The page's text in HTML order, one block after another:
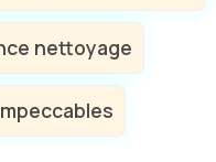
nettoyage